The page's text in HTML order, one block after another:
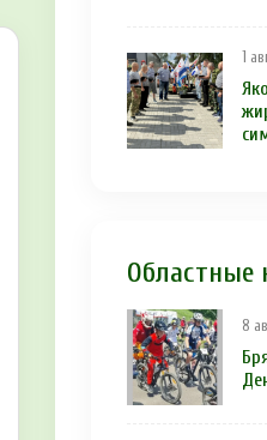
1
Областные
8